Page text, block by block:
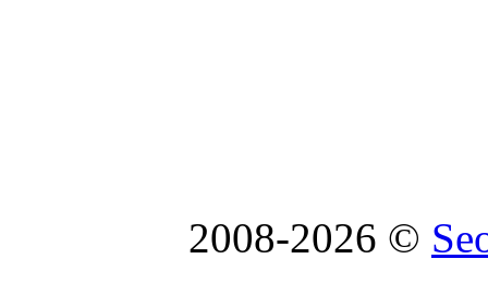
2008-2026 ©